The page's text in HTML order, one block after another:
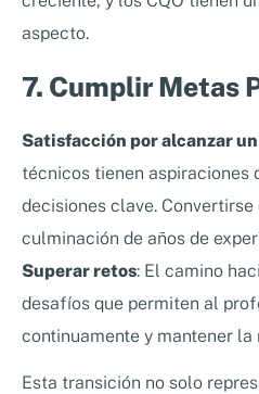
aspecto.
7. Cumplir Metas
Satisfacción por alcanzar
técnicos tienen aspiraciones
decisiones clave. Convertirse
culminación de años de
Superar retos: El camino
desafíos que permiten al
continuamente y mantener
Esta transición no solo